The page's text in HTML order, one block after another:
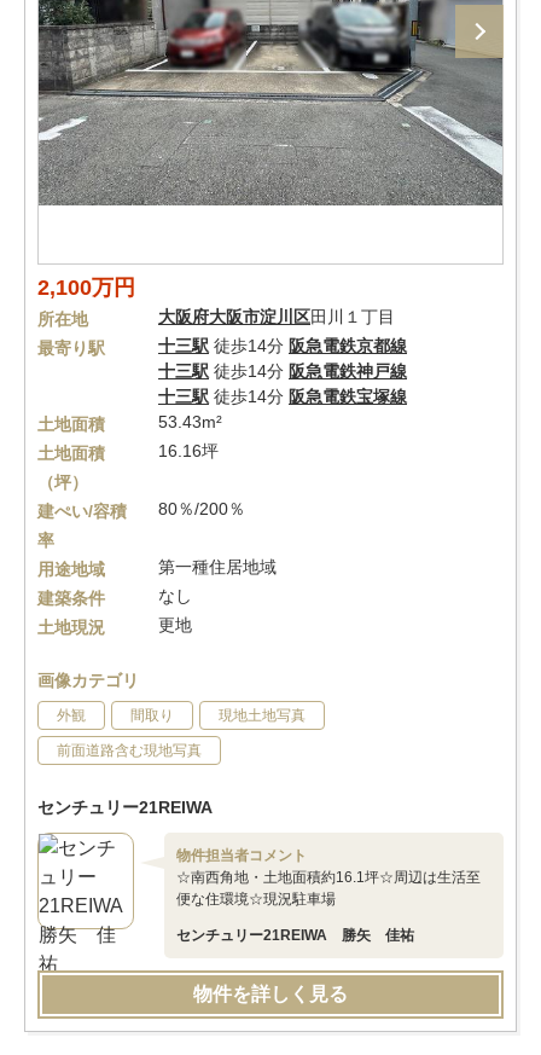
2,100万円
所在地 大阪府大阪市淀川区田川１丁目
最寄り駅
十三駅 徒歩14分 阪急電鉄京都線
十三駅 徒歩14分 阪急電鉄神戸線
十三駅 徒歩14分 阪急電鉄宝塚線
土地面積
53.43m²
土地面積
（坪）
16.16坪
建ぺい/容積
率
80％/200％
用途地域
第一種住居地域
建築条件
なし
土地現況
更地
画像カテゴリ
外観 間取り 現地土地写真
前面道路含む現地写真
センチュリー21REIWA
物件担当者コメント
☆南西角地・土地面積約16.1坪☆周辺は生活至
便な住環境☆現況駐車場
センチュリー21REIWA 勝矢 佳祐
物件を詳しく見る